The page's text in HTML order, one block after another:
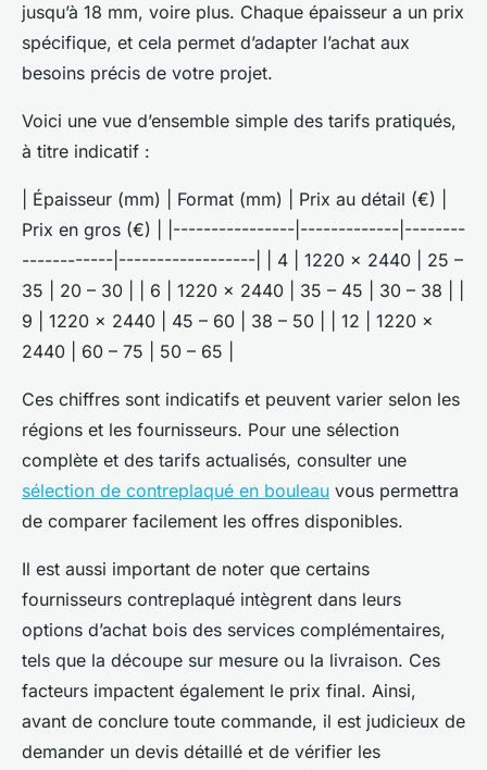
jusqu’à 18 mm, voire plus. Chaque épaisseur a un prix
spécifique, et cela permet d’adapter l’achat aux
besoins précis de votre projet.
Voici une vue d’ensemble simple des tarifs pratiqués,
à titre indicatif :
| Épaisseur (mm) | Format (mm) | Prix au détail (€) |
Prix en gros (€) | |----------------|-------------|--------
------------|------------------| | 4 | 1220 x 2440 | 25 –
35 | 20 – 30 | | 6 | 1220 x 2440 | 35 – 45 | 30 – 38 | |
9 | 1220 x 2440 | 45 – 60 | 38 – 50 | | 12 | 1220 x
2440 | 60 – 75 | 50 – 65 |
Ces chiffres sont indicatifs et peuvent varier selon les
régions et les fournisseurs. Pour une sélection
complète et des tarifs actualisés, consulter une
sélection de contreplaqué en bouleau vous permettra
de comparer facilement les offres disponibles.
Il est aussi important de noter que certains
fournisseurs contreplaqué intègrent dans leurs
options d’achat bois des services complémentaires,
tels que la découpe sur mesure ou la livraison. Ces
facteurs impactent également le prix final. Ainsi,
avant de conclure toute commande, il est judicieux de
demander un devis détaillé et de vérifier les